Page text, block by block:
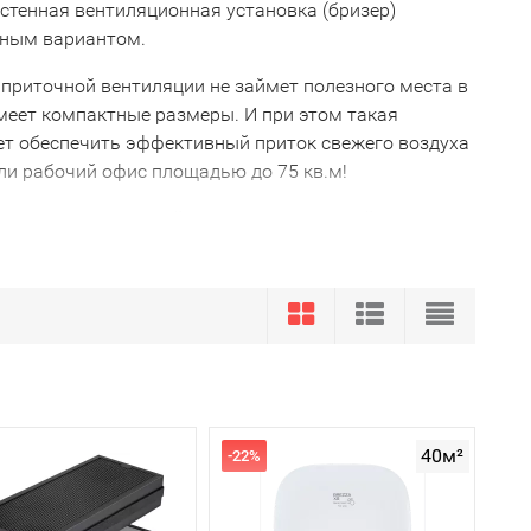
вентиляционная установка (бризер)
вариантом.
вентиляции не займет полезного места в
компактные размеры. И при этом такая
обеспечить эффективный приток свежего воздуха
рабочий офис площадью до 75 кв.м!
загрязнителей и поступает внутрь комнаты уже
российского завода ТИОН и приточно-
дизайном, более высокой степенью очистки и
40м²
-22%